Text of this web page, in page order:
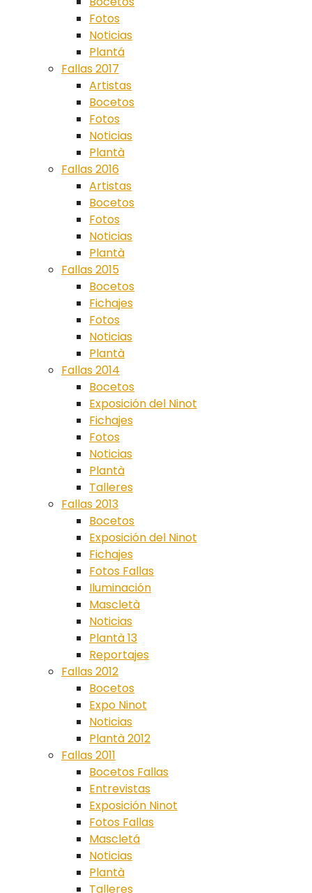
Fotos
Noticias
Plantá
Fallas 2017
Artistas
Bocetos
Fotos
Noticias
Plantà
Fallas 2016
Artistas
Bocetos
Fotos
Noticias
Plantà
Fallas 2015
Bocetos
Fichajes
Fotos
Noticias
Plantà
Fallas 2014
Bocetos
Exposición del Ninot
Fichajes
Fotos
Noticias
Plantà
Talleres
Fallas 2013
Bocetos
Exposición del Ninot
Fichajes
Fotos Fallas
Iluminación
Mascletà
Noticias
Plantà 13
Reportajes
Fallas 2012
Bocetos
Expo Ninot
Noticias
Plantà 2012
Fallas 2011
Bocetos Fallas
Entrevistas
Exposición Ninot
Fotos Fallas
Mascletá
Noticias
Plantà
Talleres